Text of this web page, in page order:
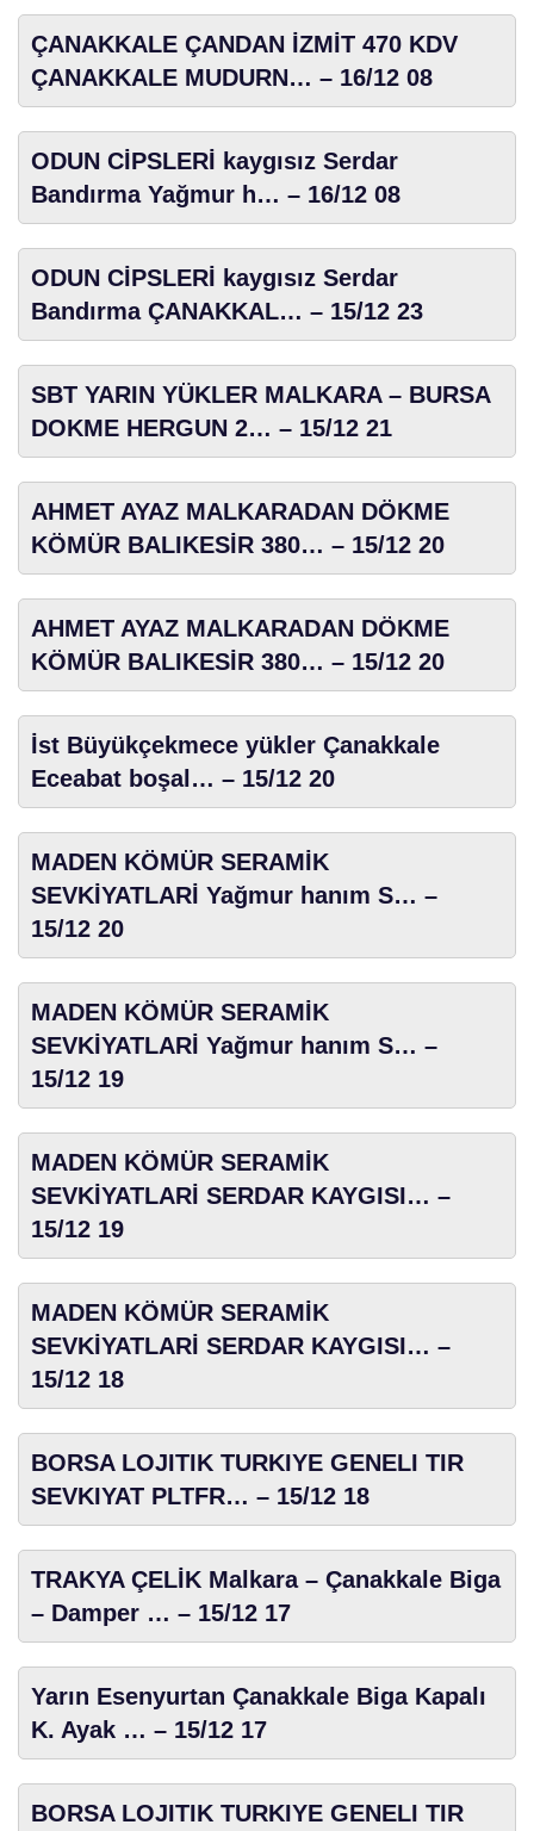
ÇANAKKALE ÇANDAN İZMİT 470 KDV
ÇANAKKALE MUDURN… – 16/12 08
ODUN CİPSLERİ kaygısız Serdar
Bandırma Yağmur h… – 16/12 08
ODUN CİPSLERİ kaygısız Serdar
Bandırma ÇANAKKAL… – 15/12 23
SBT YARIN YÜKLER MALKARA – BURSA
DOKME HERGUN 2… – 15/12 21
AHMET AYAZ MALKARADAN DÖKME
KÖMÜR BALIKESİR 380… – 15/12 20
AHMET AYAZ MALKARADAN DÖKME
KÖMÜR BALIKESİR 380… – 15/12 20
İst Büyükçekmece yükler Çanakkale
Eceabat boşal… – 15/12 20
MADEN KÖMÜR SERAMİK
SEVKİYATLARİ Yağmur hanım S… –
15/12 20
MADEN KÖMÜR SERAMİK
SEVKİYATLARİ Yağmur hanım S… –
15/12 19
MADEN KÖMÜR SERAMİK
SEVKİYATLARİ SERDAR KAYGISI… –
15/12 19
MADEN KÖMÜR SERAMİK
SEVKİYATLARİ SERDAR KAYGISI… –
15/12 18
BORSA LOJITIK TURKIYE GENELI TIR
SEVKIYAT PLTFR… – 15/12 18
TRAKYA ÇELİK Malkara – Çanakkale Biga
– Damper … – 15/12 17
Yarın Esenyurtan Çanakkale Biga Kapalı
K. Ayak … – 15/12 17
BORSA LOJITIK TURKIYE GENELI TIR